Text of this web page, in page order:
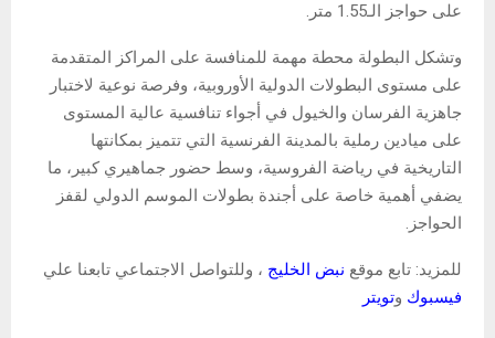
على حواجز الـ1.55 متر.
وتشكل البطولة محطة مهمة للمنافسة على المراكز المتقدمة
على مستوى البطولات الدولية الأوروبية، وفرصة نوعية لاختبار
جاهزية الفرسان والخيول في أجواء تنافسية عالية المستوى
على ميادين رملية بالمدينة الفرنسية التي تتميز بمكانتها
التاريخية في رياضة الفروسية، وسط حضور جماهيري كبير، ما
يضفي أهمية خاصة على أجندة بطولات الموسم الدولي لقفز
الحواجز.
للمزيد: تابع موقع نبض الخليج ، وللتواصل الاجتماعي تابعنا علي
فيسبوك وتويتر